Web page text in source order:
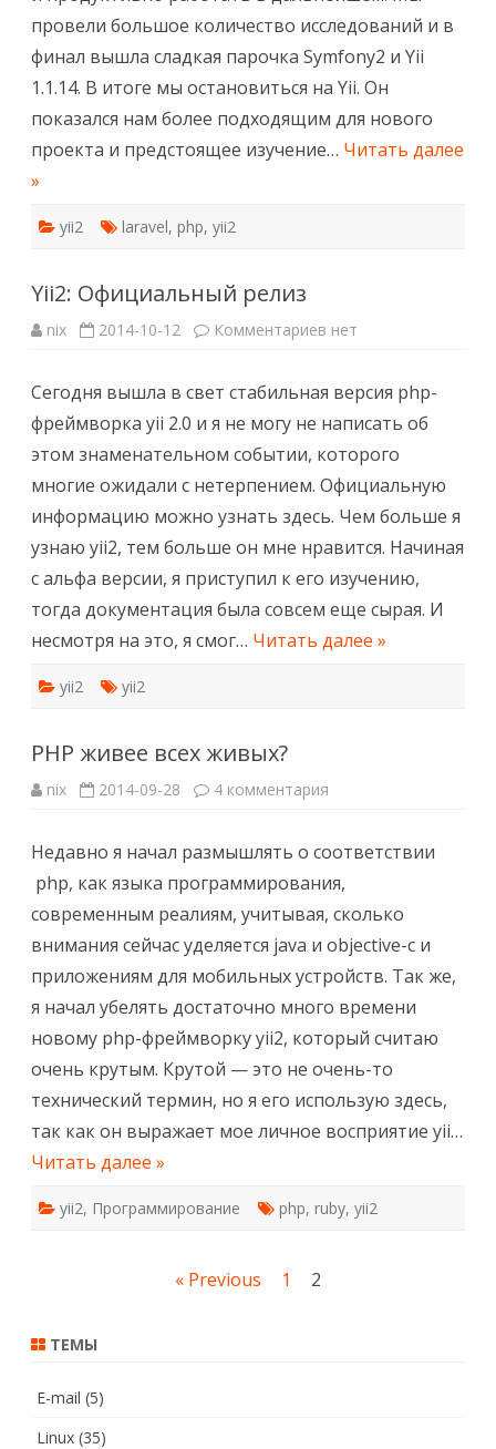
провели большое количество исследований и в
финал вышла сладкая парочка Symfony2 и Yii
1.1.14. В итоге мы остановиться на Yii. Он
показался нам более подходящим для нового
проекта и предстоящее изучение… Читать далее
»
yii2 laravel, php, yii2
Yii2: Официальный релиз
nix 2014-10-12 Комментариев к
релиз
нет
Сегодня вышла в свет стабильная версия php-
фреймворка yii 2.0 и я не могу не написать об
этом знаменательном событии, которого
многие ожидали с нетерпением. Официальную
информацию можно узнать здесь. Чем больше я
узнаю yii2, тем больше он мне нравится. Начиная
с альфа версии, я приступил к его изучению,
тогда документация была совсем еще сырая. И
несмотря на это, я смог… Читать далее »
yii2 yii2
PHP живее всех живых?
nix 2014-09-28 4 комментария
всех
живых?
Недавно я начал размышлять о соответствии
php, как языка программирования,
современным реалиям, учитывая, сколько
внимания сейчас уделяется java и objective-c и
приложениям для мобильных устройств. Так же,
я начал убелять достаточно много времени
новому php-фреймворку yii2, который считаю
очень крутым. Крутой — это не очень-то
технический термин, но я его использую здесь,
так как он выражает мое личное восприятие yii…
Читать далее »
yii2, Программирование php, ruby, yii2
записям
« Previous 1 2
ТЕМЫ
E-mail (5)
Linux (35)